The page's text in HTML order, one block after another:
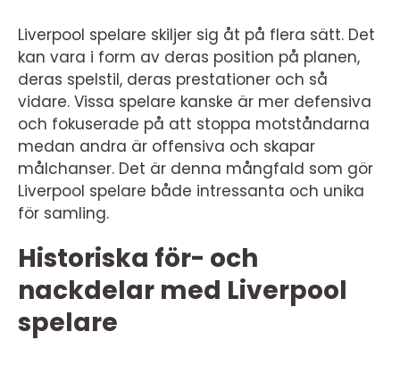
Liverpool spelare skiljer sig åt på flera sätt. Det
kan vara i form av deras position på planen,
deras spelstil, deras prestationer och så
vidare. Vissa spelare kanske är mer defensiva
och fokuserade på att stoppa motståndarna
medan andra är offensiva och skapar
målchanser. Det är denna mångfald som gör
Liverpool spelare både intressanta och unika
för samling.
Historiska för- och
nackdelar med Liverpool
spelare